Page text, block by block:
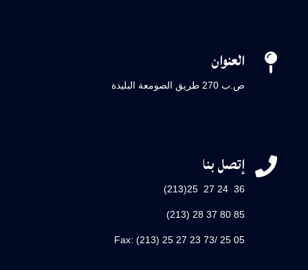
 العنوان
ص.ب 270 طريق الصومعة البليدة
 إتصل بنا
36 24 27 25(213)
85 80 37 28 (213)
Fax: (213) 25 27 23 73/ 25 05